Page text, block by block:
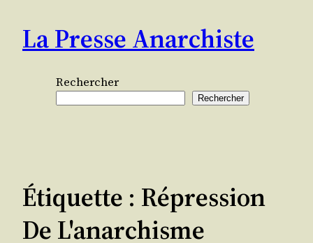
contenu
La Presse Anarchiste
Rechercher
Rechercher
Étiquette : Répression
De L'anarchisme